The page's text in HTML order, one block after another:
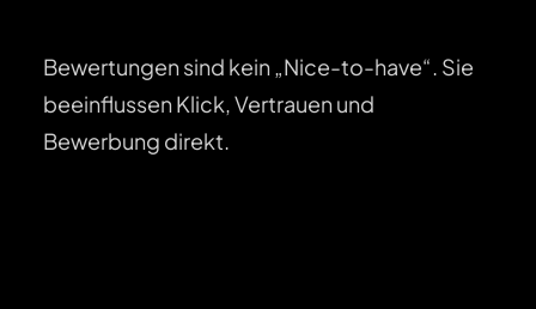
Bewertungen sind kein „Nice-to-have“. Sie
beeinflussen Klick, Vertrauen und
Bewerbung direkt.